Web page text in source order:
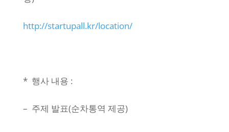
http://startupall.kr/location/
* 행사 내용 :
– 주제 발표(순차통역 제공)